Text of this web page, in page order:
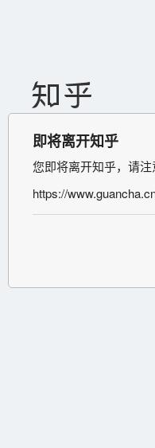
即将离开知乎
您即将离开知乎，请注